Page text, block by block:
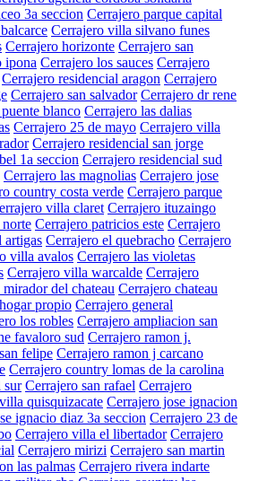
3a seccion Cerrajero parque capital
Cerrajero villa silvano funes
Cerrajero horizonte Cerrajero san
ipona Cerrajero los sauces Cerrajero
Cerrajero residencial aragon Cerrajero
Cerrajero san salvador Cerrajero dr rene
blanco Cerrajero las dalias
Cerrajero 25 de mayo Cerrajero villa
Cerrajero residencial san jorge
1a seccion Cerrajero residencial sud
Cerrajero las magnolias Cerrajero jose
country costa verde Cerrajero parque
villa claret Cerrajero ituzaingo
Cerrajero patricios este Cerrajero
artigas Cerrajero el quebracho Cerrajero
villa avalos Cerrajero las violetas
Cerrajero villa warcalde Cerrajero
del chateau Cerrajero chateau
propio Cerrajero general
los robles Cerrajero ampliacion san
favaloro sud Cerrajero ramon j.
felipe Cerrajero ramon j carcano
Cerrajero country lomas de la carolina
sur Cerrajero san rafael Cerrajero
quisquizacate Cerrajero jose ignacion
ignacio diaz 3a seccion Cerrajero 23 de
Cerrajero villa el libertador Cerrajero
Cerrajero mirizi Cerrajero san martin
las palmas Cerrajero rivera indarte